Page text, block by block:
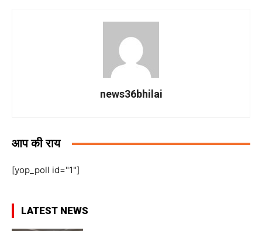
news36bhilai
आप की राय
[yop_poll id="1"]
LATEST NEWS